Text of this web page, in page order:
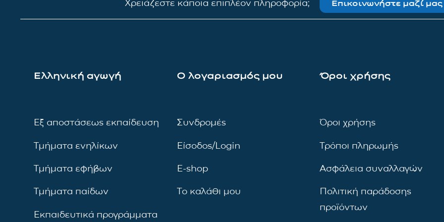
Χρειάζεστε κάποια επιπλέον πληροφορία; Επικοινωνήστε μαζί μας
Ελληνική αγωγή
Εξ αποστάσεως εκπαίδευση
Τμήματα ενηλίκων
Τμήματα εφήβων
Τμήματα παίδων
Εκπαιδευτικά προγράμματα
Ο λογαριασμός μου
Συνδρομές
Είσοδος/Login
E-shop
Το καλάθι μου
Όροι χρήσης
Όροι χρήσης
Τρόποι πληρωμής
Ασφάλεια συναλλαγών
Πολιτική παράδοσης
προϊόντων